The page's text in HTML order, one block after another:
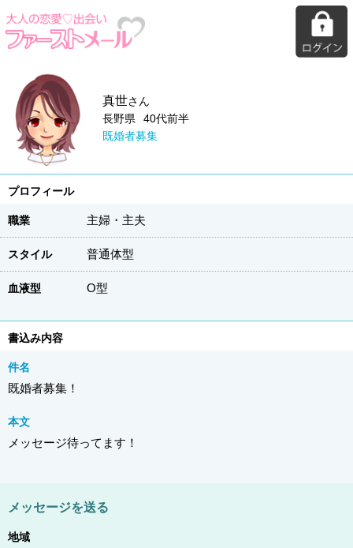
真世さん
長野県
40代前半
既婚者募集
プロフィール
職業 主婦・主夫
スタイル 普通体型
血液型 O型
書込み内容
件名
既婚者募集！
本文
メッセージ待ってます！
メッセージを送る
地域